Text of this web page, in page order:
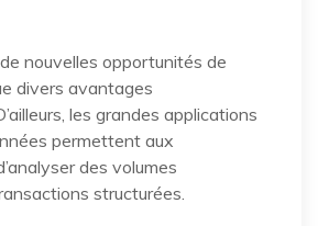
nouvelles opportunités de
divers avantages
les grandes applications
permettent aux
des volumes
structurées.